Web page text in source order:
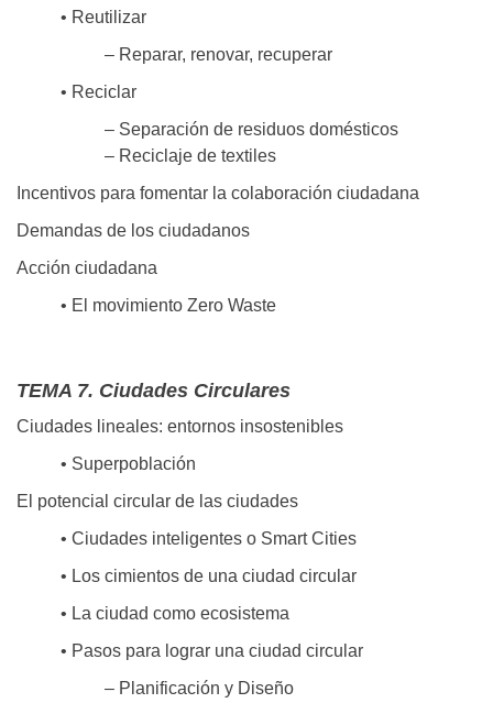
• Reutilizar
– Reparar, renovar, recuperar
• Reciclar
– Separación de residuos domésticos
– Reciclaje de textiles
Incentivos para fomentar la colaboración ciudadana
Demandas de los ciudadanos
Acción ciudadana
• El movimiento Zero Waste
TEMA 7. Ciudades Circulares
Ciudades lineales: entornos insostenibles
• Superpoblación
El potencial circular de las ciudades
• Ciudades inteligentes o Smart Cities
• Los cimientos de una ciudad circular
• La ciudad como ecosistema
• Pasos para lograr una ciudad circular
– Planificación y Diseño